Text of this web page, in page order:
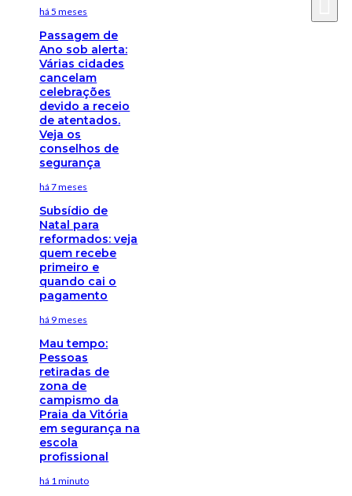
há 5 meses
Passagem de
Ano sob alerta:
Várias cidades
cancelam
celebrações
devido a receio
de atentados.
Veja os
conselhos de
segurança
há 7 meses
Subsídio de
Natal para
reformados: veja
quem recebe
primeiro e
quando cai o
pagamento
há 9 meses
Mau tempo:
Pessoas
retiradas de
zona de
campismo da
Praia da Vitória
em segurança na
escola
profissional
há 1 minuto